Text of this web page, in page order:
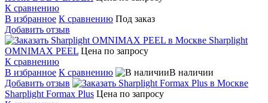
К сравнению
В избранное К сравнению Под заказ
Добавить отзыв
Sharplight
OMNIMAX PEEL Цена по запросу
К сравнению
В избранное К сравнению
В наличии
Добавить отзыв
Sharplight Formax Plus Цена по запросу